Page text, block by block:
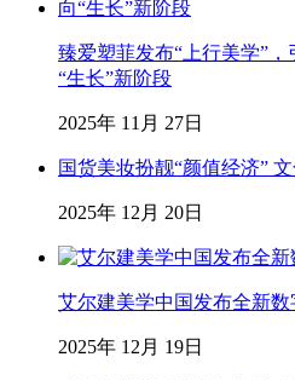
臻爱塑菲发布“上行美学”
“生长”新阶段
2025年 11月 27日
国货美妆扮靓“颜值经济”
2025年 12月 20日
艾尔建美学中国发布全新数
2025年 12月 19日